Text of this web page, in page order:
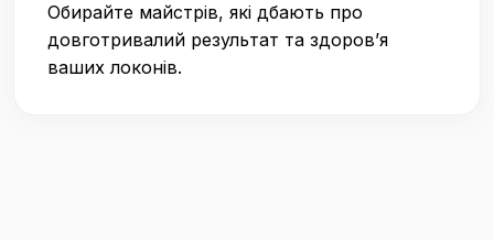
Обирайте майстрів, які дбають про
довготривалий результат та здоров’я
ваших локонів.